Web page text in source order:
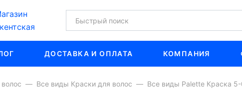
ДОСТАВКА И ОПЛАТА КОМПАНИЯ
Все виды Краски для волос Все виды Palette Краска